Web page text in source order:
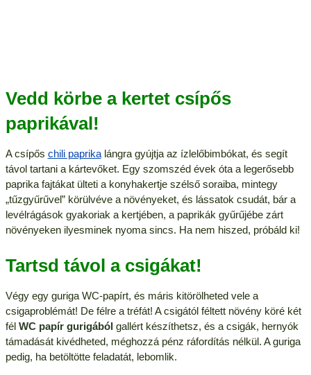
Vedd körbe a kertet csípős
paprikával!
A csípős chili paprikalángra gyújtja az ízlelőbimbókat, és segít
távol tartani a kártevőket. Egy szomszéd évek óta a legerősebb
paprika fajtákat ülteti a konyhakertje szélső soraiba, mintegy
„tűzgyűrűvel” körülvéve a növényeket, és lássatok csudát, bár a
levélrágások gyakoriak a kertjében, a paprikák gyűrűjébe zárt
növényeken ilyesminek nyoma sincs. Ha nem hiszed, próbáld ki!
Tartsd távol a csigákat!
Végy egy guriga WC-papírt, és máris kitörölheted vele a
csigaproblémát! De félre a tréfát! A csigától féltett növény köré két
fél WC papír gurigábólgallért készíthetsz, és a csigák, hernyók
támadását kivédheted, méghozzá pénz ráfordítás nélkül. A guriga
pedig, ha betöltötte feladatát, lebomlik.